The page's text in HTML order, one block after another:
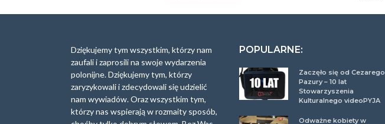
:
Dziękujemy tym wszystkim, którzy nam
zaufali i zaprosili na swoje wydarzenia
polonijne. Dziękujemy tym, którzy
zaryzykowali i zdecydowali się udzielić
nam wywiadów. Oraz wszystkim tym,
którzy nas wspierają w rozmaity sposób,
POPULARNE:
Zaczęło się od Cezarego
Pazury – 10 lat
Stowarzyszenia
Kulturalnego videoPYJA
Odważne kobiety w